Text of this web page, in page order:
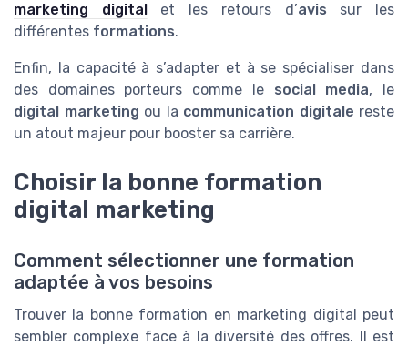
marketing digitalet les retours d’avis sur les
différentes formations.
Enfin, la capacité à s’adapter et à se spécialiser dans
des domaines porteurs comme le social media, le
digital marketing ou la communication digitale reste
un atout majeur pour booster sa carrière.
Choisir la bonne formation
digital marketing
Comment sélectionner une formation
adaptée à vos besoins
Trouver la bonne formation en marketing digital peut
sembler complexe face à la diversité des offres. Il est